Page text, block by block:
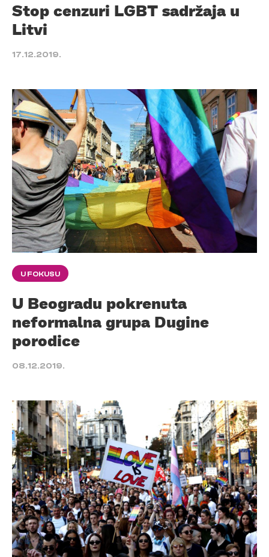
Stop cenzuri LGBT sadržaja u
Litvi
17.12.2019.
U FOKUSU
U Beogradu pokrenuta
neformalna grupa Dugine
porodice
08.12.2019.